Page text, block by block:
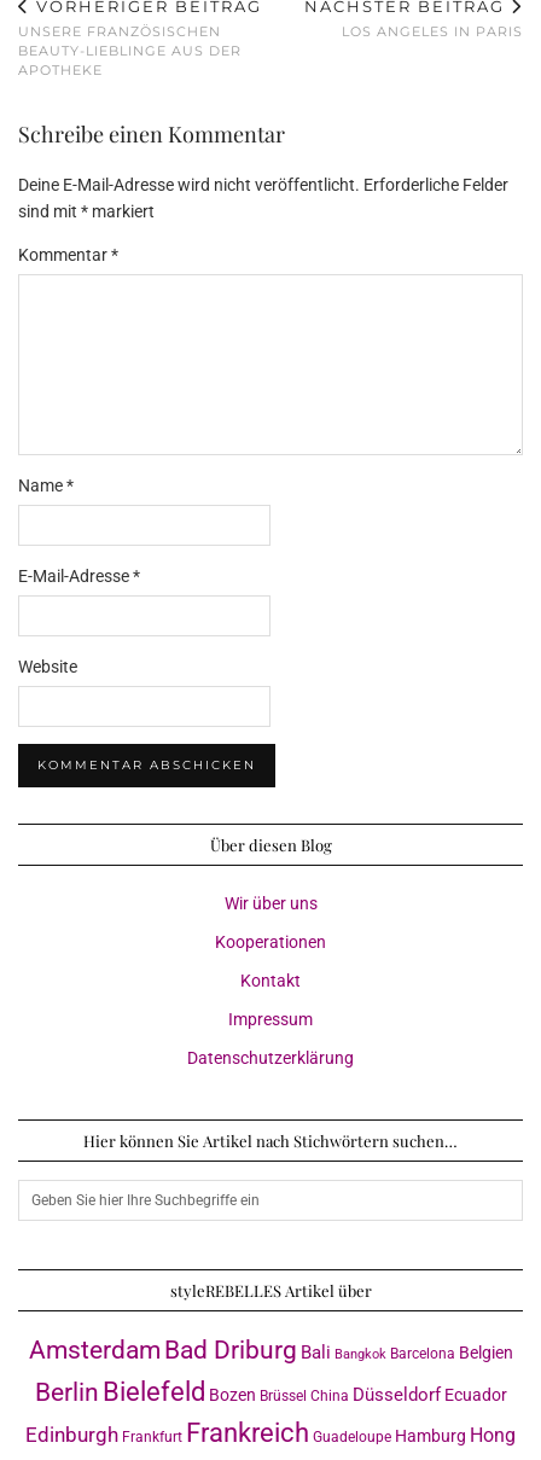
VORHERIGER BEITRAG
UNSERE FRANZÖSISCHEN
BEAUTY-LIEBLINGE AUS DER
APOTHEKE
NÄCHSTER BEITRAG
LOS ANGELES IN PARIS
Schreibe einen Kommentar
Deine E-Mail-Adresse wird nicht veröffentlicht. Erforderliche Felder
sind mit * markiert
Kommentar*
Name*
E-Mail-Adresse*
Website
Über diesen Blog
Wir über uns
Kooperationen
Kontakt
Impressum
Datenschutzerklärung
Hier können Sie Artikel nach Stichwörtern suchen…
styleREBELLES Artikel über
Amsterdam Bad Driburg Bali Bangkok Barcelona Belgien
Berlin Bielefeld Bozen Brüssel China Düsseldorf Ecuador
Edinburgh Frankfurt Frankreich Guadeloupe Hamburg Hong